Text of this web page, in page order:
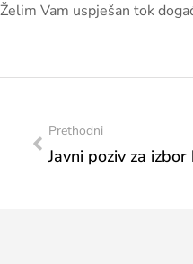
Želim Vam uspješan tok
Prethodni